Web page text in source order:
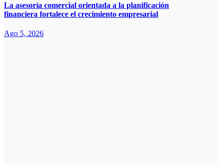
La asesoría comercial orientada a la planificación
financiera fortalece el crecimiento empresarial
Ago 5, 2026